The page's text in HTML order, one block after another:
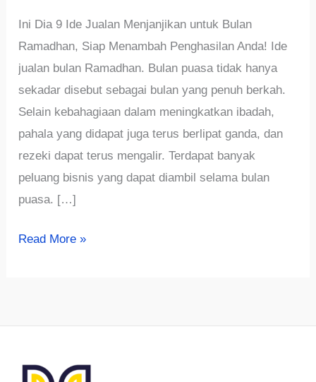
Ini Dia 9 Ide Jualan Menjanjikan untuk Bulan
Ramadhan, Siap Menambah Penghasilan Anda! Ide
jualan bulan Ramadhan. Bulan puasa tidak hanya
sekadar disebut sebagai bulan yang penuh berkah.
Selain kebahagiaan dalam meningkatkan ibadah,
pahala yang didapat juga terus berlipat ganda, dan
rezeki dapat terus mengalir. Terdapat banyak
peluang bisnis yang dapat diambil selama bulan
puasa. […]
Ini
Jualan
untuk
Read More »